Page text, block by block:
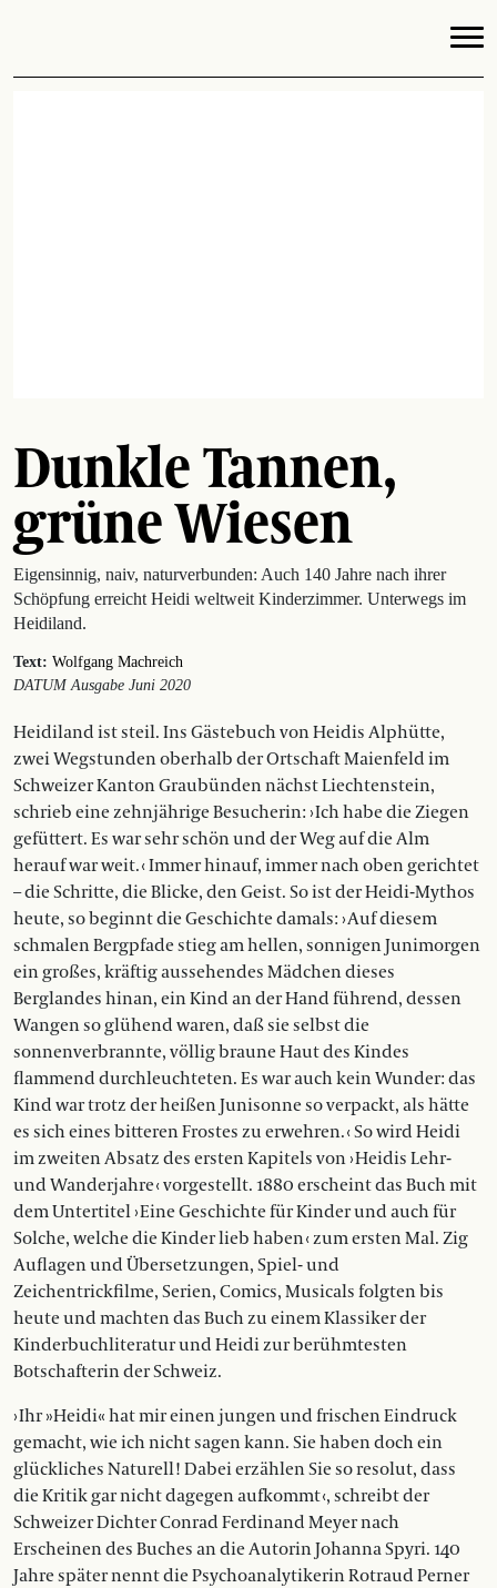
Dunkle Tannen,
grüne Wiesen
Eigensinnig, naiv, naturverbunden: Auch 140 Jahre nach ihrer
Schöpfung erreicht Heidi weltweit Kinderzimmer. Unterwegs im
Heidiland.
Text: Wolfgang Machreich
DATUM Ausgabe Juni 2020
Heidiland ist steil. Ins Gästebuch von Heidis Alphütte,
zwei Wegstunden oberhalb der Ortschaft Maienfeld im
Schweizer Kanton Graubünden nächst Liechtenstein,
schrieb eine zehnjährige Besucherin: › Ich habe die Ziegen
gefüttert. Es war sehr schön und der Weg auf die Alm
herauf war weit. ‹ Immer hinauf, immer nach oben gerichtet
– die Schritte, die Blicke, den Geist. So ist der Heidi-Mythos
heute, so beginnt die Geschichte damals: › Auf diesem
schmalen Bergpfade stieg am hellen, sonnigen Junimorgen
ein großes, kräftig aussehendes Mädchen dieses
Berglandes hinan, ein Kind an der Hand führend, dessen
Wangen so glühend waren, daß sie selbst die
sonnenverbrannte, völlig braune Haut des Kindes
flammend durchleuchteten. Es war auch kein Wunder: das
Kind war trotz der heißen Junisonne so verpackt, als hätte
es sich eines bitteren Frostes zu erwehren. ‹ So wird Heidi
im zweiten Absatz des ersten Kapitels von › Heidis Lehr-
und Wanderjahre ‹ vorgestellt. 1880 erscheint das Buch mit
dem Untertitel › Eine Geschichte für Kinder und auch für
Solche, welche die Kinder lieb haben ‹ zum ersten Mal. Zig
Auflagen und Übersetzungen, Spiel- und
Zeichentrickfilme, Serien, Comics, Musicals folgten bis
heute und machten das Buch zu einem Klassiker der
Kinderbuchliteratur und Heidi zur berühmtesten
Botschafterin der Schweiz.
› Ihr »Heidi« hat mir einen jungen und frischen Eindruck
gemacht, wie ich nicht sagen kann. Sie haben doch ein
glückliches Naturell! Dabei erzählen Sie so resolut, dass
die Kritik gar nicht dagegen aufkommt ‹, schreibt der
Schweizer Dichter Conrad Ferdinand Meyer nach
Erscheinen des Buches an die Autorin Johanna Spyri. 140
Jahre später nennt die Psychoanalytikerin Rotraud Perner